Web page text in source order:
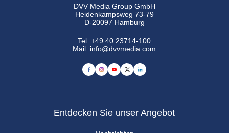
DVV Media Group GmbH
Heidenkampsweg 73-79
D-20097 Hamburg
Tel:+49 40 23714-100
Mail: info@dvvmedia.com
Entdecken Sie unser Angebot